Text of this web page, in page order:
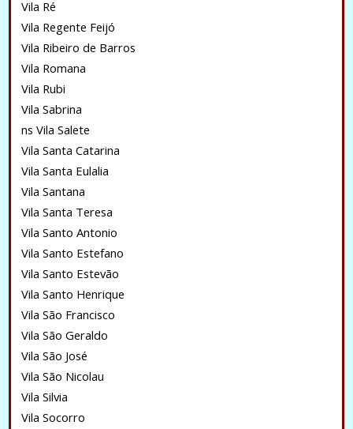
Vila Ré
Vila Regente Feijó
Vila Ribeiro de Barros
Vila Romana
Vila Rubi
Vila Sabrina
ns Vila Salete
Vila Santa Catarina
Vila Santa Eulalia
Vila Santana
Vila Santa Teresa
Vila Santo Antonio
Vila Santo Estefano
Vila Santo Estevão
Vila Santo Henrique
Vila São Francisco
Vila São Geraldo
Vila São José
Vila São Nicolau
Vila Silvia
Vila Socorro